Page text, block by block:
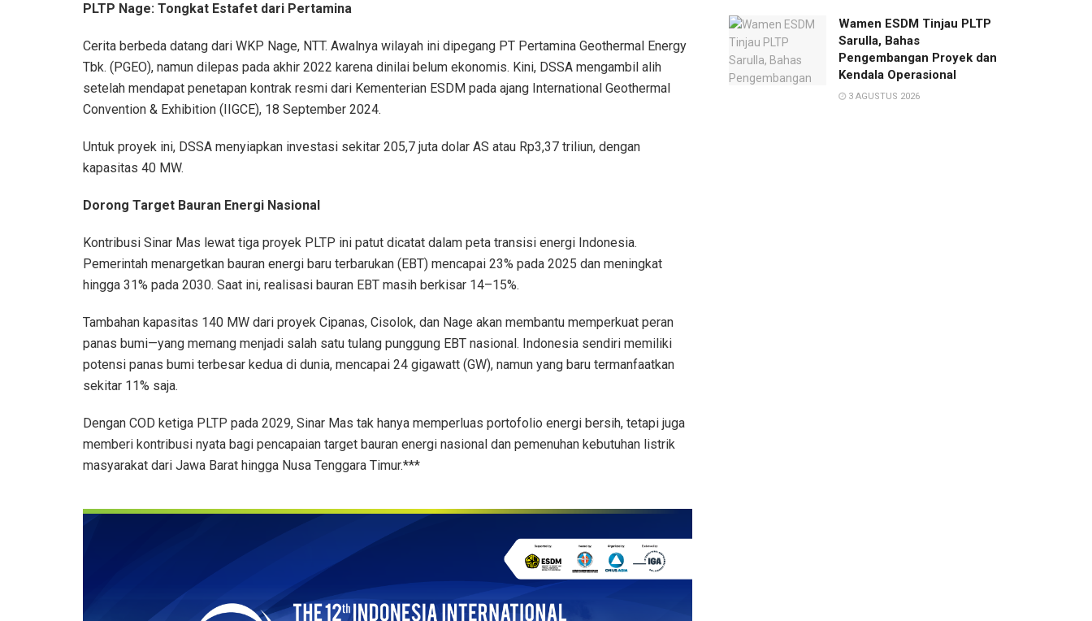
PLTP Nage: Tongkat Estafet dari Pertamina
Cerita berbeda datang dari WKP Nage, NTT. Awalnya wilayah ini dipegang PT Pertamina Geothermal Energy
Tbk. (PGEO), namun dilepas pada akhir 2022 karena dinilai belum ekonomis. Kini, DSSA mengambil alih
setelah mendapat penetapan kontrak resmi dari Kementerian ESDM pada ajang International Geothermal
Convention & Exhibition (IIGCE), 18 September 2024.
Untuk proyek ini, DSSA menyiapkan investasi sekitar 205,7 juta dolar AS atau Rp3,37 triliun, dengan
kapasitas 40 MW.
Dorong Target Bauran Energi Nasional
Kontribusi Sinar Mas lewat tiga proyek PLTP ini patut dicatat dalam peta transisi energi Indonesia.
Pemerintah menargetkan bauran energi baru terbarukan (EBT) mencapai 23% pada 2025 dan meningkat
hingga 31% pada 2030. Saat ini, realisasi bauran EBT masih berkisar 14–15%.
Tambahan kapasitas 140 MW dari proyek Cipanas, Cisolok, dan Nage akan membantu memperkuat peran
panas bumi—yang memang menjadi salah satu tulang punggung EBT nasional. Indonesia sendiri memiliki
potensi panas bumi terbesar kedua di dunia, mencapai 24 gigawatt (GW), namun yang baru termanfaatkan
sekitar 11% saja.
Dengan COD ketiga PLTP pada 2029, Sinar Mas tak hanya memperluas portofolio energi bersih, tetapi juga
memberi kontribusi nyata bagi pencapaian target bauran energi nasional dan pemenuhan kebutuhan listrik
masyarakat dari Jawa Barat hingga Nusa Tenggara Timur.***
Wamen ESDM Tinjau PLTP
Sarulla, Bahas
Pengembangan Proyek dan
Kendala Operasional
3 AGUSTUS 2026